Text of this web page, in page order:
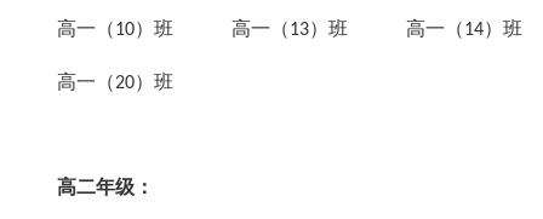
高一（10）班 高一（13）班 高一（14）班
高一（20）班
高二年级：